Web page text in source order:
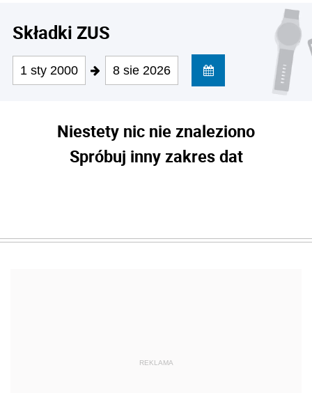
Składki ZUS
1 sty 2000 8 sie 2026
Niestety nic nie znaleziono
Spróbuj inny zakres dat
REKLAMA